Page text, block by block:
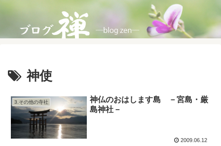
神使
3.その他の寺社
神仏のおはします島 －宮島・厳
島神社－
2009.06.12